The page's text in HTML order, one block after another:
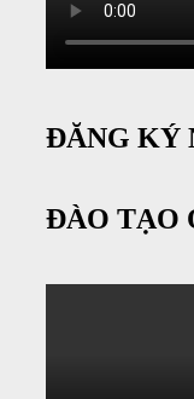
ĐĂNG KÝ
ĐÀO TẠO